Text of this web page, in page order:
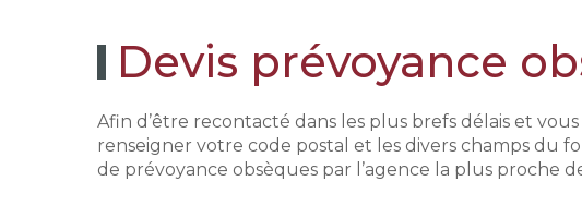
Devis prévoyance
Afin d’être recontacté dans les plus brefs délais et
renseigner votre code postal et les divers champs du
de prévoyance obsèques par l’agence la plus proche